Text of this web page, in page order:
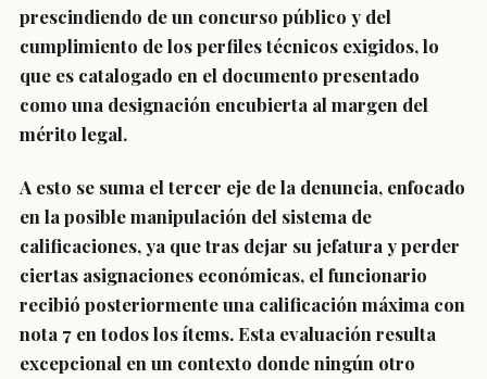
prescindiendo de un concurso público y del
cumplimiento de los perfiles técnicos exigidos, lo
que es catalogado en el documento presentado
como una designación encubierta al margen del
mérito legal.
A esto se suma el tercer eje de la denuncia, enfocado
en la posible manipulación del sistema de
calificaciones, ya que tras dejar su jefatura y perder
ciertas asignaciones económicas, el funcionario
recibió posteriormente una calificación máxima con
nota 7 en todos los ítems. Esta evaluación resulta
excepcional en un contexto donde ningún otro